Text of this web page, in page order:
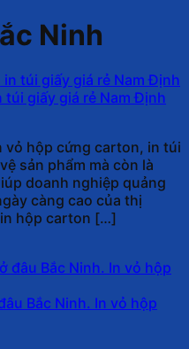
Ninh
giấy giá rẻ Nam Định
vỏ hộp cứng carton, in túi
sản phẩm mà còn là
doanh nghiệp quảng
càng cao của thị
hộp carton […]
Bắc Ninh. In vỏ hộp